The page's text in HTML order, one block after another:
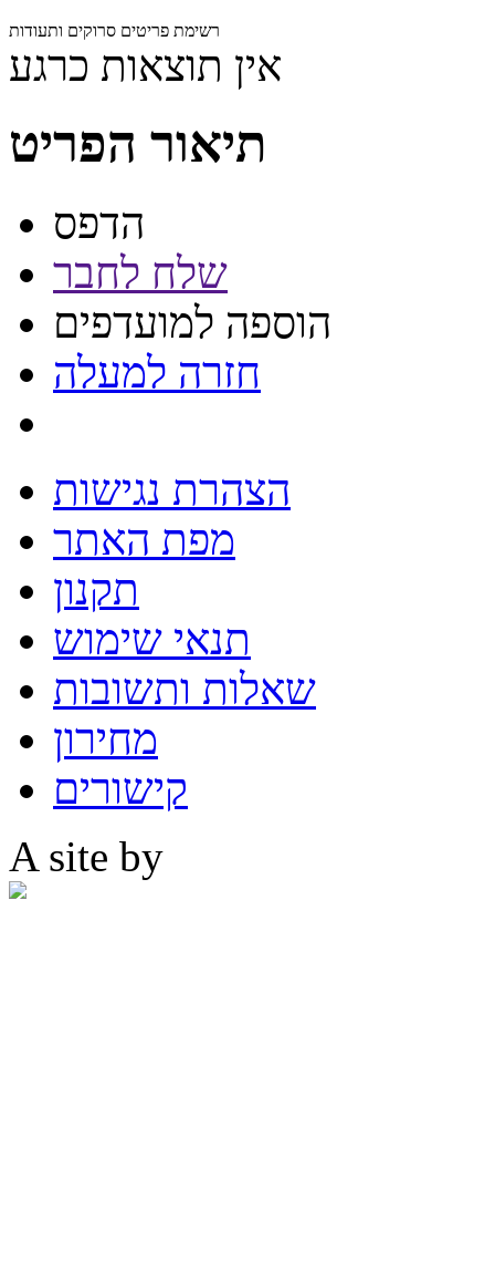
רשימת פריטים סרוקים ותעודות
אין תוצאות כרגע
תיאור הפריט
הדפס
שלח לחבר
הוספה למועדפים
חזרה למעלה
הצהרת נגישות
מפת האתר
תקנון
תנאי שימוש
שאלות ותשובות
מחירון
קישורים
A site by